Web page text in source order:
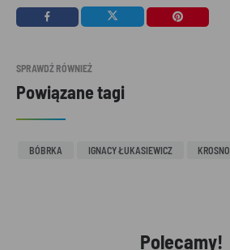
SPRAWDŹ RÓWNIEŻ
Powiązane tagi
BÓBRKA IGNACY ŁUKASIEWICZ KROSNO
Polecamy!